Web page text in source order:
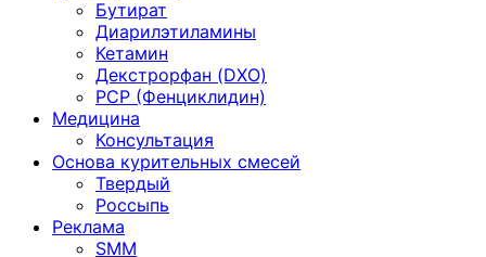
Бутират
Диарилэтиламины
Кетамин
Декстрорфан (DXO)
PCP (Фенциклидин)
Медицина
Консультация
Основа курительных смесей
Твердый
Россыпь
Реклама
SMM